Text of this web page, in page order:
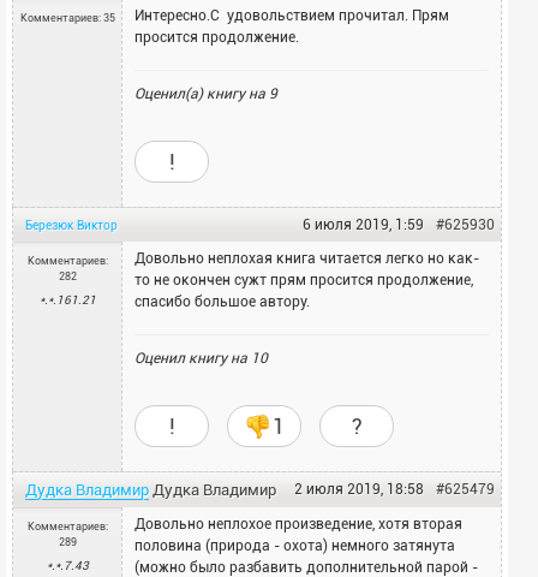
Комментариев: 35
Интересно.С удовольствием прочитал. Прям
просится продолжение.
Оценил(а) книгу на 9
!
Березюк Виктор #625930
6 июля 2019, 1:59
Комментариев:
282
*.*.161.21
Довольно неплохая книга читается легко но как-
то не окончен сужт прям просится продолжение,
спасибо большое автору.
Оценил книгу на 10
! 1 ?
Дудка Владимир Дудка Владимир #625479
2 июля 2019, 18:58
Комментариев:
289
*.*.7.43
Довольно неплохое произведение, хотя вторая
половина (природа - охота) немного затянута
(можно было разбавить дополнительной парой -